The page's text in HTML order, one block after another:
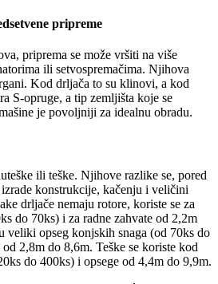
pripreme
priprema se može vršiti na više
ili setvospremačima. Njihova
Kod drljača to su klinovi, a kod
S-opruge, a tip zemljišta koje se
je povoljniji za idealnu obradu.
ili teške. Njihove razlike se, pored
konstrukcije, kačenju i veličini
drljače nemaju rotore, koriste se za
do 70ks) i za radne zahvate od 2,2m
veliki opseg konjskih snaga (od 70ks do
2,8m do 8,6m. Teške se koriste kod
do 400ks) i opsege od 4,4m do 9,9m.